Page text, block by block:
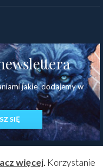
jakie dodajemy w
więcej . Korzystanie